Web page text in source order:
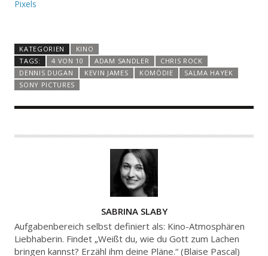
Pixels
KATEGORIEN
KINO
TAGS:
4 VON 10 ADAM SANDLER
CHRIS ROCK
DENNIS DUGAN
KEVIN JAMES KOMÖDIE
SALMA HAYEK
SONY PICTURES
U
T
SABRINA SLABY
Aufgabenbereich selbst definiert als: Kino-Atmosphären
Liebhaberin. Findet „Weißt du, wie du Gott zum Lachen
bringen kannst? Erzähl ihm deine Pläne.“ (Blaise Pascal)